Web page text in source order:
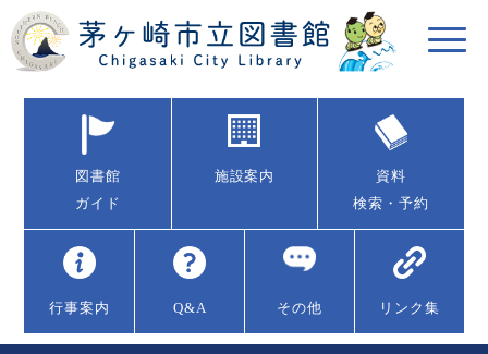
図書館
ガイド
施設案内
資料
検索・予約
行事案内 Q&A その他 リンク集